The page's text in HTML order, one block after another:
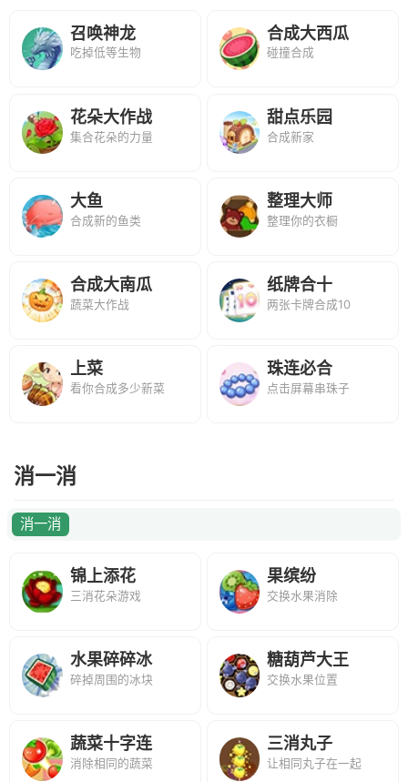
召唤神龙
吃掉低等生物
合成大西瓜
碰撞合成
花朵大作战
集合花朵的力量
甜点乐园
合成新家
大鱼
合成新的鱼类
整理大师
整理你的衣橱
合成大南瓜
蔬菜大作战
纸牌合十
两张卡牌合成10
上菜
看你合成多少新菜
珠连必合
点击屏幕串珠子
消一消
消一消
锦上添花
三消花朵游戏
果缤纷
交换水果消除
水果碎碎冰
碎掉周围的冰块
糖葫芦大王
交换水果位置
蔬菜十字连
消除相同的蔬菜
三消丸子
让相同丸子在一起